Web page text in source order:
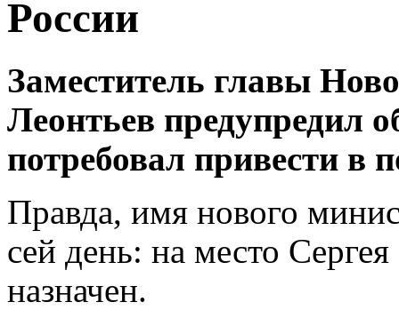
России
Заместитель главы
Леонтьев предупредил
потребовал привести в
Правда, имя нового
сей день: на место
назначен.